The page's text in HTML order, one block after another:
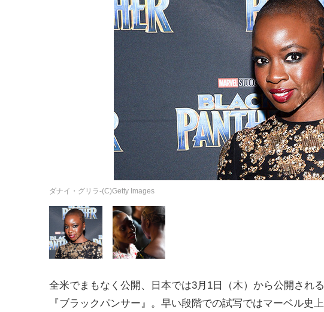
ダナイ・グリラ-(C)Getty Images
全米でまもなく公開、日本では3月1日（木）から公開される
『ブラックパンサー』。早い段階での試写ではマーベル史上